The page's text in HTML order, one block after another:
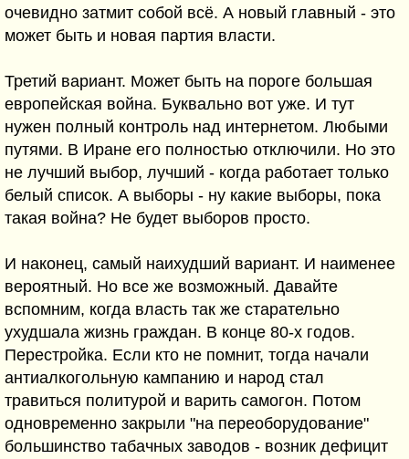
очевидно затмит собой всё. А новый главный - это
может быть и новая партия власти.
Третий вариант. Может быть на пороге большая
европейская война. Буквально вот уже. И тут
нужен полный контроль над интернетом. Любыми
путями. В Иране его полностью отключили. Но это
не лучший выбор, лучший - когда работает только
белый список. А выборы - ну какие выборы, пока
такая война? Не будет выборов просто.
И наконец, самый наихудший вариант. И наименее
вероятный. Но все же возможный. Давайте
вспомним, когда власть так же старательно
ухудшала жизнь граждан. В конце 80-х годов.
Перестройка. Если кто не помнит, тогда начали
антиалкогольную кампанию и народ стал
травиться политурой и варить самогон. Потом
одновременно закрыли "на переоборудование"
большинство табачных заводов - возник дефицит